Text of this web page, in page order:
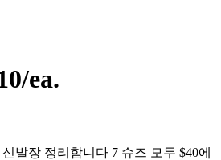
ea.
발장 정리함니다 7 슈즈 모두 $40에